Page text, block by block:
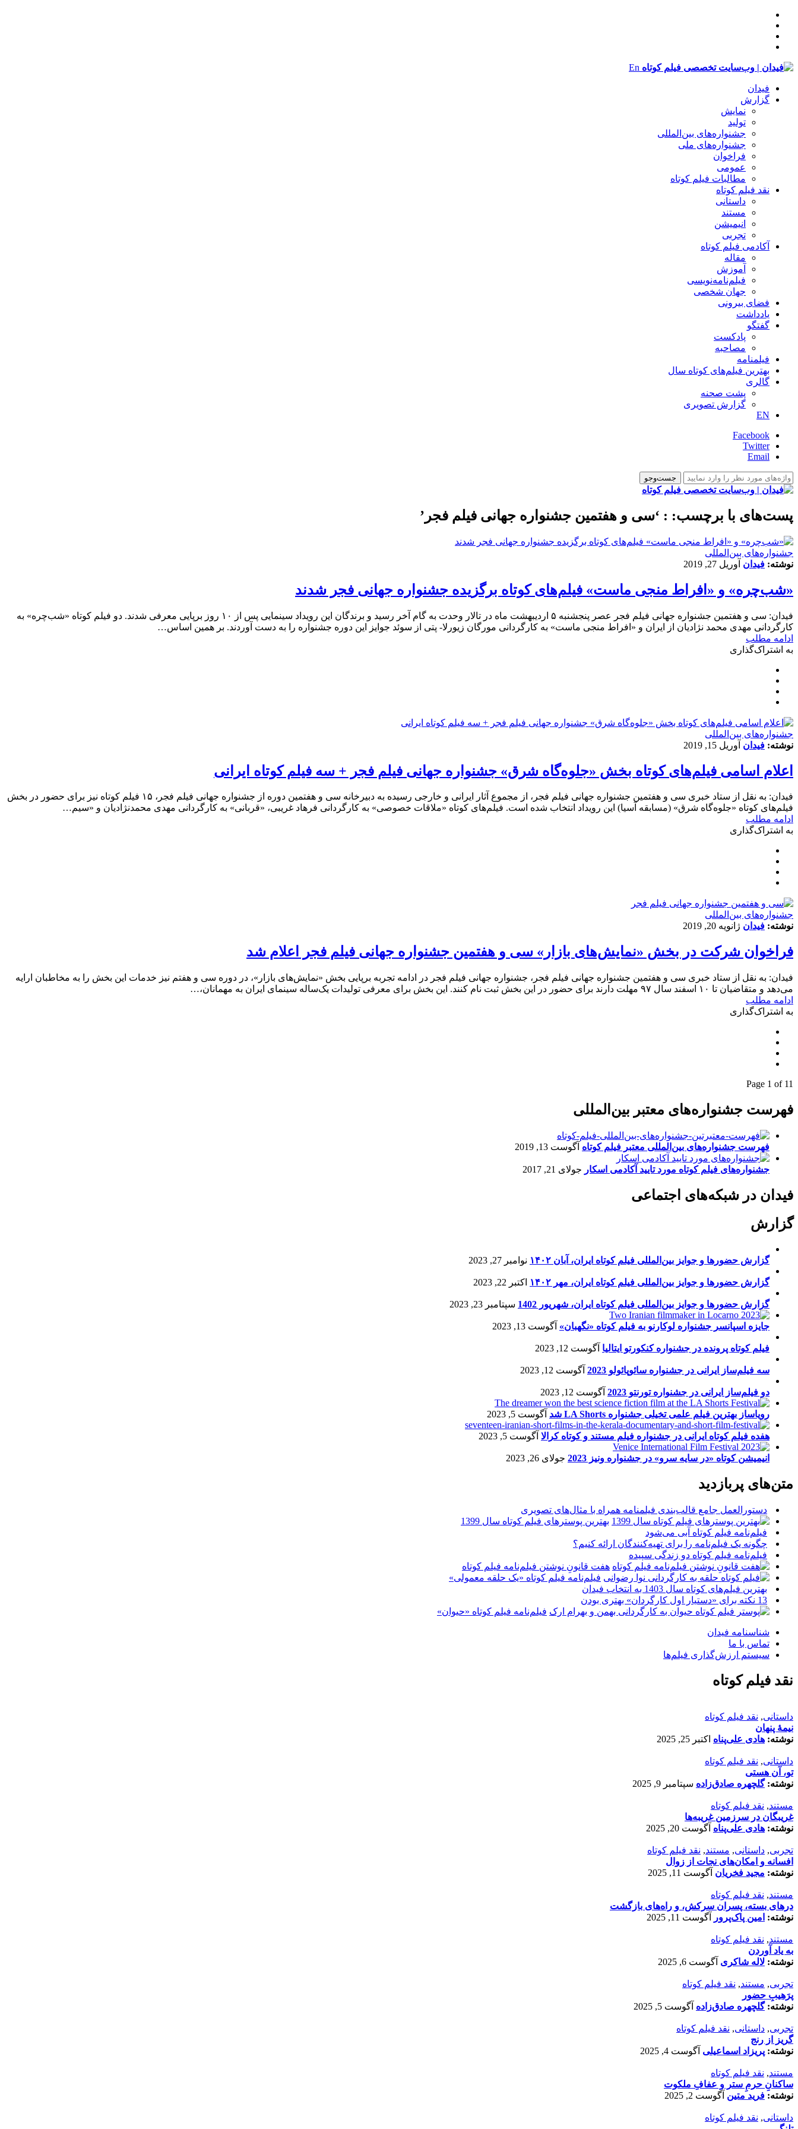
En
فیدان
گزارش
نمایش
تولید
‌‌جشنواره‌های بین‌المللی
جشنواره‌های ملی
فراخوان
عمومی
مطالبات فیلم کوتاه
نقد فیلم کوتاه
داستانی
مستند
انیمیشن
تجربی
آکادمی فیلم کوتاه
مقاله
آموزش
فیلم‌نامه‌نویسی
جهان شخصی
فضای بیرونی
یادداشت
گفتگو
پادکست
مصاحبه
فیلمنامه
بهترین فیلم‌های کوتاه سال
گالری
پشت صحنه
گزارش تصویری
EN
Facebook
Twitter
Email
پست‌های با برچسب: : ‘سی و هفتمین جشنواره جهانی فیلم فجر’
‌‌جشنواره‌های بین‌المللی
نوشته: فیدان آوریل 27, 2019
«شب‌چره» و «افراط منجی ماست» فیلم‌های کوتاه برگزیده جشنواره جهانی فجر شدند
فیدان: سی و هفتمین جشنواره جهانی فیلم فجر عصر پنجشنبه ۵ اردیبهشت ماه در تالار وحدت به گام آخر رسید و برندگان این رویداد سینمایی پس از ۱۰ روز برپایی معرفی شدند. دو فیلم کوتاه «شب‌چره» به
کارگردانی مهدی محمد نژادیان از ایران و «افراط منجی ماست» به کارگردانی مورگان زیورلا- پتی از سوئد جوایز این دوره جشنواره را به دست آوردند. بر همین اساس…
ادامه مطلب
به اشتراک‌گذاری
‌‌جشنواره‌های بین‌المللی
نوشته: فیدان آوریل 15, 2019
اعلام اسامی فیلم‌های کوتاه بخش «جلوه‌گاه شرق» جشنواره جهانی فیلم فجر + سه فیلم کوتاه ایرانی
فیدان: به نقل از ستاد خبری سی و هفتمین جشنواره جهانی فیلم فجر، از مجموع آثار ایرانی و خارجی رسیده به دبیرخانه سی و هفتمین دوره از جشنواره جهانی فیلم فجر، ۱۵ فیلم کوتاه نیز برای حضور در بخش
فیلم‌های کوتاه «جلوه‌گاه شرق» (مسابقه آسیا) این رویداد انتخاب شده است. فیلم‌های کوتاه «ملاقات خصوصی» به کارگردانی فرهاد غریبی، «قربانی» به کارگردانی مهدی محمدنژادیان و «سیم…
ادامه مطلب
به اشتراک‌گذاری
‌‌جشنواره‌های بین‌المللی
نوشته: فیدان ژانویه 20, 2019
فراخوان شرکت در بخش «نمایش‌های بازار» سی و هفتمین جشنواره جهانی فیلم فجر اعلام شد
فیدان: به نقل از ستاد خبری سی و هفتمین جشنواره جهانی فیلم فجر، جشنواره جهانی فیلم فجر در ادامه تجربه برپایی بخش «نمایش‌های بازار»، در دوره سی و هفتم نیز خدمات این بخش را به مخاطبان ارایه
می‌دهد و متقاضیان تا ۱۰ اسفند سال ۹۷ مهلت دارند برای حضور در این بخش ثبت نام کنند. این بخش برای معرفی تولیدات یک‌ساله سینمای ایران به مهمانان،…
ادامه مطلب
به اشتراک‌گذاری
Page 1 of 11
فهرست جشنواره‌های معتبر بین‌المللی
فهرست جشنواره‌های بین‌المللی معتبر فیلم کوتاه آگوست 13, 2019
جشنواره‌های فیلم کوتاه مورد تایید آکادمی اسکار جولای 21, 2017
فیدان در شبکه‌های اجتماعی
گزارش
گزارش حضورها و جوایز بین‌المللی فیلم کوتاه ایران، آبان ۱۴۰۲ نوامبر 27, 2023
گزارش حضورها و جوایز بین‌المللی فیلم کوتاه ایران، مهر ۱۴۰۲ اکتبر 22, 2023
گزارش حضورها و جوایز بین‌المللی فیلم کوتاه ایران، شهریور 1402 سپتامبر 23, 2023
جایزه اسپانسر جشنواره لوکارنو به فیلم کوتاه «نگهبان» آگوست 13, 2023
فیلم کوتاه پرونده در جشنواره کنکورتو ایتالیا آگوست 12, 2023
سه فیلم‌ساز ایرانی در جشنواره سائوپائولو 2023 آگوست 12, 2023
دو فیلم‌ساز ایرانی در جشنواره تورنتو 2023 آگوست 12, 2023
رویاساز بهترین فیلم علمی تخیلی جشنواره LA Shorts شد آگوست 5, 2023
هفده فیلم کوتاه ایرانی در جشنواره فیلم مستند و کوتاه کرالا آگوست 5, 2023
انیمیشن کوتاه «در سایه سرو» در جشنواره ونیز 2023 جولای 26, 2023
متن‌های پربازدید
دستورالعمل جامع قالب‌بندی فیلمنامه همراه با مثال‌های تصویری
بهترین پوسترهای فیلم کوتاه سال 1399
فیلم‌نامه فیلم کوتاه آبی می‌شود
چگونه یک فیلم‌نامه را برای تهیه‌کنندگان ارائه کنیم؟
فیلم‌نامه فیلم کوتاه دو زندگی سپیده
هفت قانونِ نوشتن فیلم‌نامه فیلم کوتاه
فیلم‌نامه فیلم کوتاه «یک حلقه معمولی»
بهترین فیلم‌های کوتاه سال 1403 به انتخاب فیدان
13 نکته برای «دستیار اول کارگردان» بهتری بودن
فیلم‌نامه فیلم کوتاه «حیوان»
شناسنامه فیدان
تماس با ما
سیستم ارزش‌گذاری فیلم‌ها
نقد فیلم کوتاه
داستانی, نقد فیلم کوتاه
نیمۀ پنهان
نوشته: هادی علی‌پناه اکتبر 25, 2025
داستانی, نقد فیلم کوتاه
تو، آن هستی
نوشته:گلچهره صادق‌زاده سپتامبر 9, 2025
مستند, نقد فیلم کوتاه
غریبگان در سرزمین غریبه‌ها
نوشته: هادی علی‌پناه آگوست 20, 2025
تجربی, داستانی, مستند, نقد فیلم کوتاه
افسانه‌ و امکان‌های نجات از زوال
نوشته: مجید فخریان آگوست 11, 2025
مستند, نقد فیلم کوتاه
درهای بسته، پسران سرکش، و راه‌های بازگشت
نوشته: امین پاک‌پرور آگوست 11, 2025
مستند, نقد فیلم کوتاه
به یاد آوردن
نوشته: لاله شاکری آگوست 6, 2025
تجربی, مستند, نقد فیلم کوتاه
پرَهیب‌ِ حضور
نوشته:گلچهره صادق‌زاده آگوست 5, 2025
تجربی, داستانی, نقد فیلم کوتاه
گریز از رنج
نوشته: پریزاد اسماعیلی آگوست 4, 2025
مستند, نقد فیلم کوتاه
ساکنانِ حرمِ ستر و عفافِ ملکوت
نوشته: فرید متین آگوست 2, 2025
داستانی, نقد فیلم کوتاه